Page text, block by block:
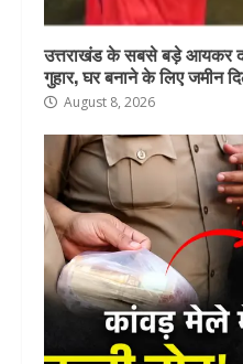
उत्तराखंड के सबसे बड़े आयकर
गुहार, घर बनाने के लिए जमीन
August 8, 2026